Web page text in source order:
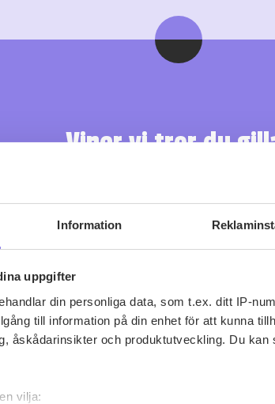
Information
uppgifter
din personliga data, som t.ex. ditt IP-
till information på din enhet för att kunna
åskådarinsikter och produktutveckling. Du
vilja:
Viner vi tror du